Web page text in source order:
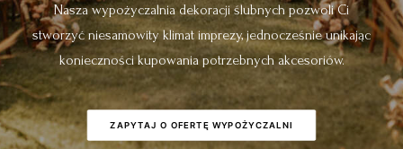
Nasza wypożyczalnia dekoracji ślubnych pozwoli Ci
stworzyć niesamowity klimat imprezy, jednocześnie unikając
konieczności kupowania potrzebnych akcesoriów.
ZAPYTAJ O OFERTĘ WYPOŻYCZALNI